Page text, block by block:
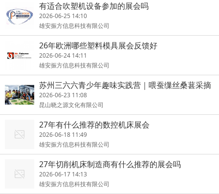
有适合吹塑机设备参加的展会吗
2026-06-25 14:10
雄安振方信息科技有限公司
26年欧洲哪些塑料模具展会反馈好
2026-06-24 14:11
雄安振方信息科技有限公司
苏州三六六青少年趣味实践营｜喂蚕缫丝桑葚采摘
报名中
2026-06-23 11:08
昆山晓之源文化有限公司
27年有什么推荐的数控机床展会
2026-06-18 11:49
雄安振方信息科技有限公司
27年切削机床制造商有什么推荐的展会吗
2026-06-17 14:13
雄安振方信息科技有限公司